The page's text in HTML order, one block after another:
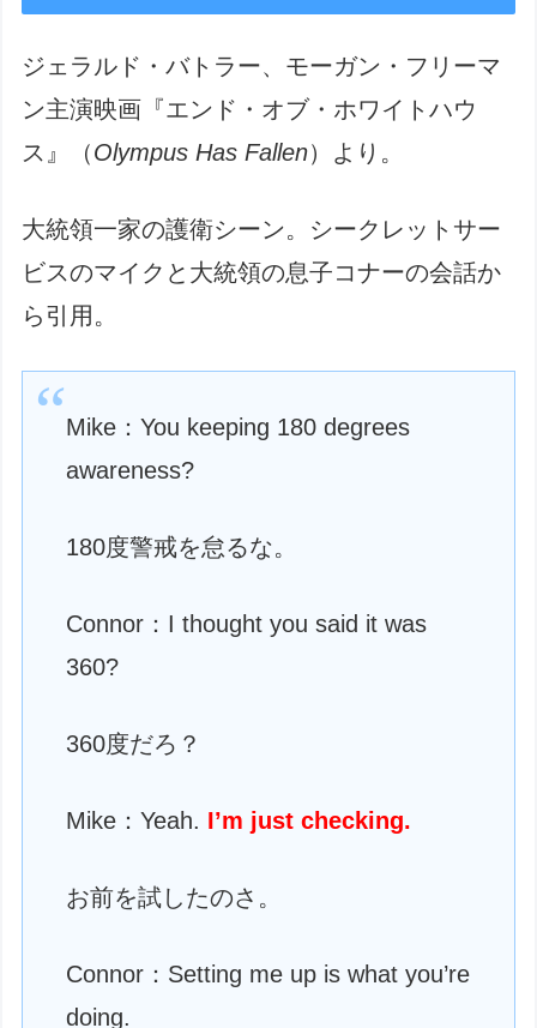
ジェラルド・バトラー、モーガン・フリーマ
ン主演映画『エンド・オブ・ホワイトハウ
ス』（Olympus Has Fallen）より。
大統領一家の護衛シーン。シークレットサー
ビスのマイクと大統領の息子コナーの会話か
ら引用。
Mike：You keeping 180 degrees
awareness?
180度警戒を怠るな。
Connor：I thought you said it was
360?
360度だろ？
Mike：Yeah. I’m just checking.
お前を試したのさ。
Connor：Setting me up is what you’re
doing.